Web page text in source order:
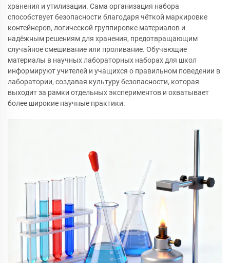
хранения и утилизации. Сама организация набора
способствует безопасности благодаря чёткой маркировке
контейнеров, логической группировке материалов и
надёжным решениям для хранения, предотвращающим
случайное смешивание или проливание. Обучающие
материалы в научных лабораторных наборах для школ
информируют учителей и учащихся о правильном поведении в
лаборатории, создавая культуру безопасности, которая
выходит за рамки отдельных экспериментов и охватывает
более широкие научные практики.